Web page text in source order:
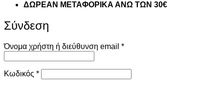
ΔΩΡΕΑΝ ΜΕΤΑΦΟΡΙΚΑ ΑΝΩ ΤΩΝ 30€
Σύνδεση
Όνομα χρήστη ή διεύθυνση email *Απαιτείται
Κωδικός *Απαιτείται